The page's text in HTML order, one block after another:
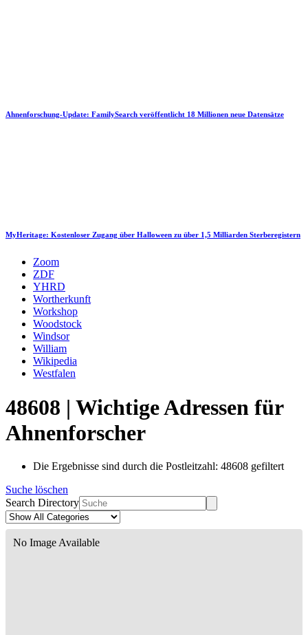
Ahnenforschung-Update: FamilySearch veröffentlicht 18 Millionen neue Datensätze
MyHeritage: Kostenloser Zugang über Halloween zu über 1,5 Milliarden Sterberegistern
Zoom
ZDF
YHRD
Wortherkunft
Workshop
Woodstock
Windsor
William
Wikipedia
Westfalen
48608 | Wichtige Adressen für
Ahnenforscher
Die Ergebnisse sind durch die Postleitzahl: 48608 gefiltert
Suche löschen
Search Directory
No Image Available